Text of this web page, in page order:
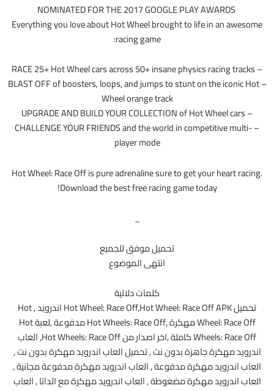
NOMINATED FOR THE 2017 GOOGLE PLAY AWARDS
Everything you love about Hot Wheel brought to life in an awesome
racing game:
– RACE 25+ Hot Wheel cars across 50+ insane physics racing tracks
– BLAST OFF of boosters, loops, and jumps to stunt on the iconic Hot
Wheel orange track
– UPGRADE AND BUILD YOUR COLLECTION of Hot Wheel cars
– CHALLENGE YOUR FRIENDS and the world in competitive multi-
player mode
Hot Wheel: Race Off is pure adrenaline sure to get your heart racing.
Download the best free racing game today!
_
تحميل موفق للجميع
انتهى الموضوع
كلمات دلالية
تحميل Hot Wheel: Race Off,Hot Wheel: Race Off APK اندرويد , Hot
Wheel: Race Off مهكرة ,Hot Wheels: Race Off مدفوعة ,لعبة Hot
Wheels: Race Off كاملة ,اخر اصدار من Hot Wheels: Race Off, العاب
اندرويد مهكرة جاهزة بدون نت , تحميل العاب اندرويد مهكرة بدون نت ,
العاب اندرويد مهكرة مدفوعة , العاب اندرويد مهكرة مدفوعة مجانية ,
العاب اندرويد مهكرة مضغوطة , العاب اندرويد مهكرة مع الداتا , العاب